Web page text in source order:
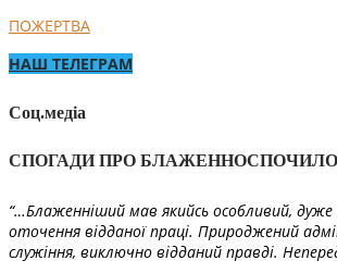
ПОЖЕРТВА
НАШ ТЕЛЕГРАМ
Соц.медіа
СПОГАДИ ПРО
“…Блаженніший мав якийсь особливий, дуже
оточення відданої праці. Природжений
служіння, виключно відданий правді.